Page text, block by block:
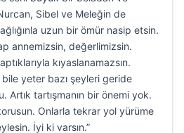
Sibel ve Meleğin de
uzun bir ömür nasip etsin.
annemizsin, değerlimizsin.
kıyaslanamazsın.
bile yeter bazı şeyleri geride
Artık tartışmanın bir önemi yok.
Onlarla tekrar yol yürüme
İyi ki varsın.”